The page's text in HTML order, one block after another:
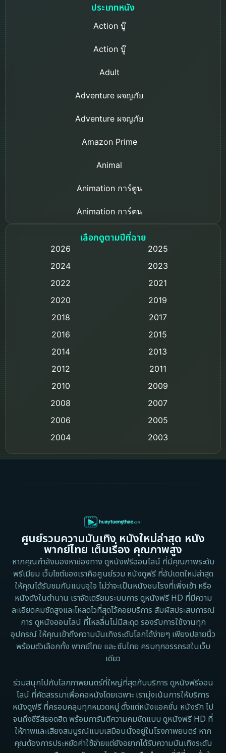
ประเภทหนัง
Action บู๊
Action บู๊
Adult
Adventure ผจญภัย
Adventure ผจญภัย
Amazon Prime
Animal
Animation การ์ตูน
Animation การ์ตูน
Based on a True Story เรื่องจริง
Detective สืบสวน
Disaster
Disney+
Documentary สารคดี
Documentary สารคดี
Drama ดราม่า
Drama ดราม่า
Dystopian
Emotional
Erotic
เลือกดูตามปีที่ฉาย
2026
2025
2024
2023
2022
2021
2020
2019
2018
2017
2016
2015
2014
2013
2012
2011
2010
2009
2008
2007
2006
2005
2004
2003
2002
2000
1983
1982
1971
1962
ศูนย์รวมความบันเทิง หนังใหม่ล่าสุด หนัง
พากย์ไทย เต็มเรื่อง คุณภาพสูง
หากคุณกำลังมองหาช่องทาง ดูหนังฟรีออนไลน์ ที่มีคุณภาพระดับ
พรีเมียม เว็บไซต์ของเราคือศูนย์รวม หนังดูฟรี ที่อัปเดตใหม่ล่าสุด
ให้คุณได้รับชมกันแบบจุใจ ไม่ว่าจะเป็นหนังชนโรงที่เพิ่งเข้า หรือ
หนังดังในตำนาน เราจัดเตรียมระบบการ ดูหนังฟรี HD ที่มีความ
ละเอียดคมชัดสูงและโหลดไวที่สุดไว้คอยบริการ สัมผัสประสบการณ์
การ ดูหนังออนไลน์ ที่ไหลลื่นไม่มีสะดุด รองรับการใช้งานทุก
อุปกรณ์ ให้คุณเข้าถึงความบันเทิงระดับโลกได้ง่ายๆ เพียงปลายนิ้ว
พร้อมตัวเลือกทั้ง พากย์ไทย และ ซับไทย ครบทุกอรรถรสในเว็บ
เดียว
ร่วมสนุกไปกับโลกภาพยนตร์ที่ใหญ่ที่สุดกับบริการ ดูหนังฟรีออน
ไลน์ ที่คัดสรรมาเพื่อคอหนังโดยเฉพาะ เรามุ่งเน้นการให้บริการ
หนังดูฟรี ที่ครอบคลุมทุกหมวดหมู่ ตั้งแต่หนังแอคชั่น หนังรัก ไป
จนถึงซีรีส์ยอดฮิต พร้อมการันตีความคมชัดแบบ ดูหนังฟรี HD ที่
ให้ภาพและเสียงสมบูรณ์แบบเสมือนนั่งอยู่ในโรงภาพยนตร์ หาก
คุณต้องการประหยัดค่าใช้จ่ายแต่ยังอยากได้รับความบันเทิงระดับ